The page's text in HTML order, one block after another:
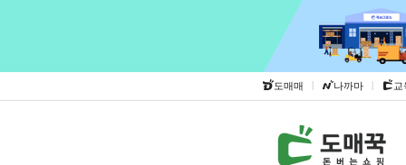
도매매 | 나까마 | 교